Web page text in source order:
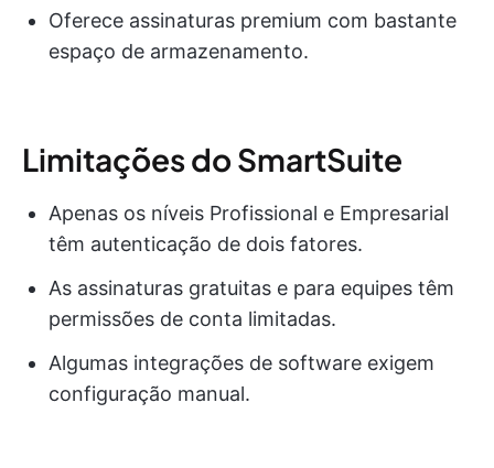
Oferece assinaturas premium com bastante
espaço de armazenamento.
Limitações do SmartSuite
Apenas os níveis Profissional e Empresarial
têm autenticação de dois fatores.
As assinaturas gratuitas e para equipes têm
permissões de conta limitadas.
Algumas integrações de software exigem
configuração manual.